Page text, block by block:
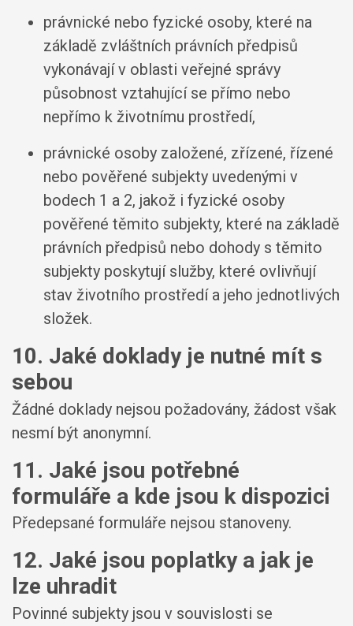
právnické nebo fyzické osoby, které na
základě zvláštních právních předpisů
vykonávají v oblasti veřejné správy
působnost vztahující se přímo nebo
nepřímo k životnímu prostředí,
právnické osoby založené, zřízené, řízené
nebo pověřené subjekty uvedenými v
bodech 1 a 2, jakož i fyzické osoby
pověřené těmito subjekty, které na základě
právních předpisů nebo dohody s těmito
subjekty poskytují služby, které ovlivňují
stav životního prostředí a jeho jednotlivých
složek.
10. Jaké doklady je nutné mít s
sebou
Žádné doklady nejsou požadovány, žádost však
nesmí být anonymní.
11. Jaké jsou potřebné
formuláře a kde jsou k dispozici
Předepsané formuláře nejsou stanoveny.
12. Jaké jsou poplatky a jak je
lze uhradit
Povinné subjekty jsou v souvislosti se